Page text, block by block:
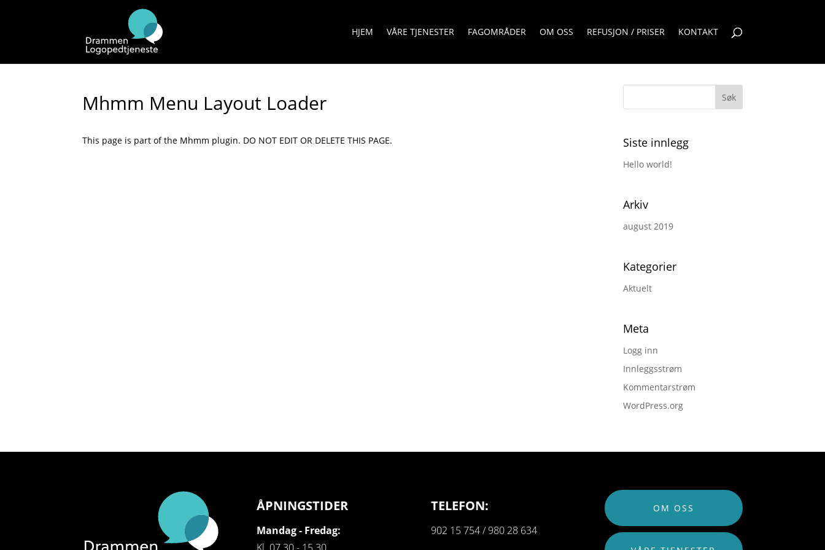
HJEM VÅRE TJENESTER FAGOMRÅDER OM OSS REFUSJON / PRISER KONTAKT
Mhmm Menu Layout Loader
This page is part of the Mhmm plugin. DO NOT EDIT OR DELETE THIS PAGE. Siste innlegg
Hello world!
Arkiv
august 2019
Kategorier
Aktuelt
Meta
Logg inn
Innleggsstrøm
Kommentarstrøm
WordPress.org
ÅPNINGSTIDER
Mandag - Fredag:
TELEFON:
902 15 754 / 980 28 634
OM OSS